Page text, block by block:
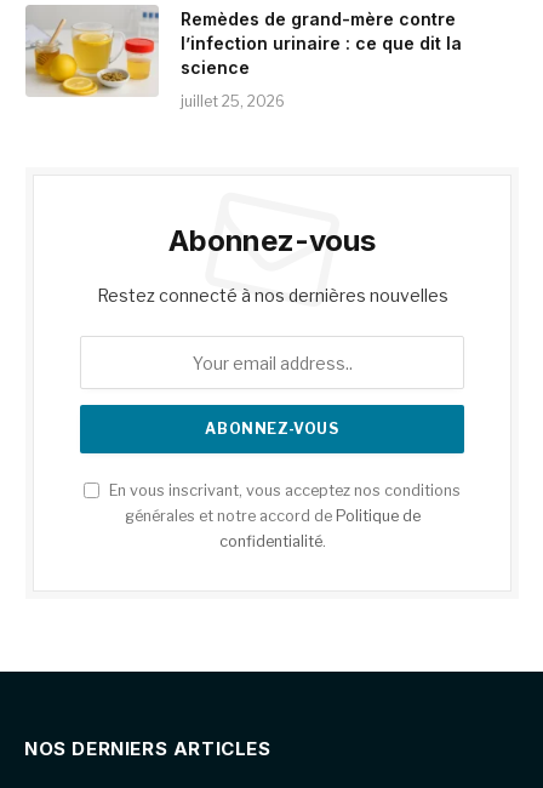
Remèdes de grand-mère contre
l’infection urinaire : ce que dit la
science
juillet 25, 2026
Abonnez-vous
Restez connecté à nos dernières nouvelles
En vous inscrivant, vous acceptez nos conditions
générales et notre accord de Politique de
confidentialité.
NOS DERNIERS ARTICLES